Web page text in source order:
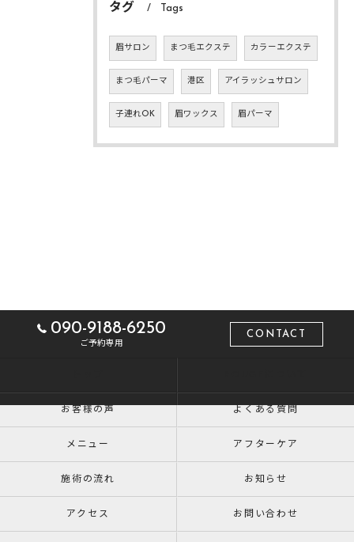
タグ Tags
眉サロン まつ毛エクステ カラーエクステ
まつ毛パーマ 港区 アイラッシュサロン
子連れOK 眉ワックス 眉パーマ
090-9188-6250
ご予約専用
CONTACT
お客様の声 よくある質問
メニュー アフターケア
施術の流れ お知らせ
アクセス お問い合わせ